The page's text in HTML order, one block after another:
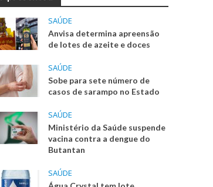
SAÚDE
Anvisa determina apreensão
de lotes de azeite e doces
SAÚDE
Sobe para sete número de
casos de sarampo no Estado
SAÚDE
Ministério da Saúde suspende
vacina contra a dengue do
Butantan
SAÚDE